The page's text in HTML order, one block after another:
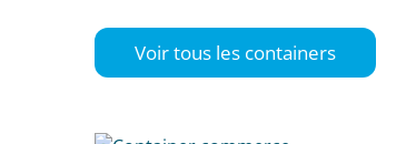
Voir tous les containers